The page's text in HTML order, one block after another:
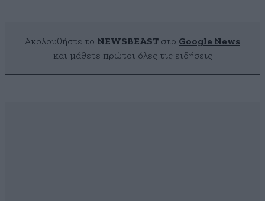
Ακολουθήστε το NEWSBEAST στο Google News
και μάθετε πρώτοι όλες τις ειδήσεις